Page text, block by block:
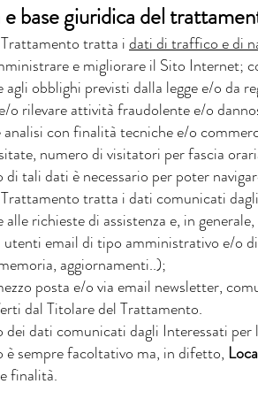
base giuridica del
tratta idati di traffico e di
e migliorare il Sito
agli obblighi previsti dalla legge e/o da
o rilevare attività fraudolente e/o
con finalità tecniche e/o
numero di visitatori per fascia
tali dati è necessario per poter
tratta i dati comunicati
alle richieste di assistenza e, in
utenti email di tipo amministrativo e/o
aggiornamenti..);
posta e/o via email newsletter,
dal Titolare del Trattamento.
dati comunicati dagli Interessati
è sempre facoltativo ma, in difetto,
finalità.